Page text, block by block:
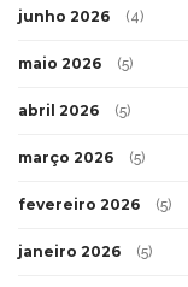
junho 2026 (4)
maio 2026 (5)
abril 2026 (5)
março 2026 (5)
fevereiro 2026 (5)
janeiro 2026 (5)